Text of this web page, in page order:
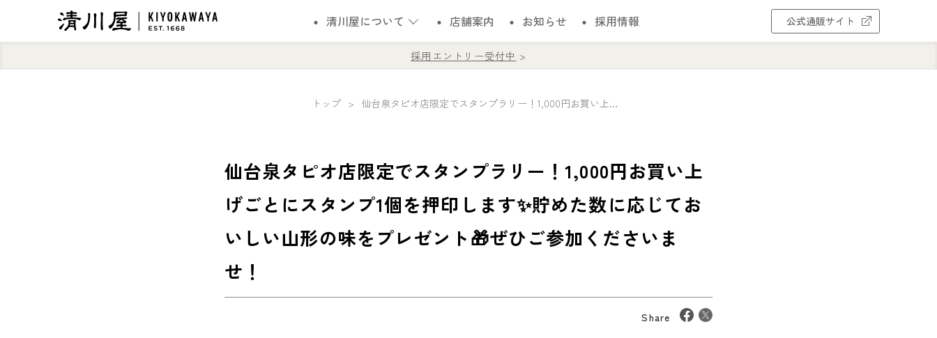
清川屋について 店舗案内 お知らせ 採用情報 公式通販サイト
採用エントリー受付中
トップ 仙台泉タピオ店限定でスタンプラリー！1,000円お買い上げごとにスタンプ1個を押印します✨貯めた数に応じておいしい山形の味をプレゼント🎁ぜひご参加くださいませ！
仙台泉タピオ店限定でスタンプラリー！1,000円お買い上
げごとにスタンプ1個を押印します✨貯めた数に応じてお
いしい山形の味をプレゼント🎁ぜひご参加くださいま
せ！
Share